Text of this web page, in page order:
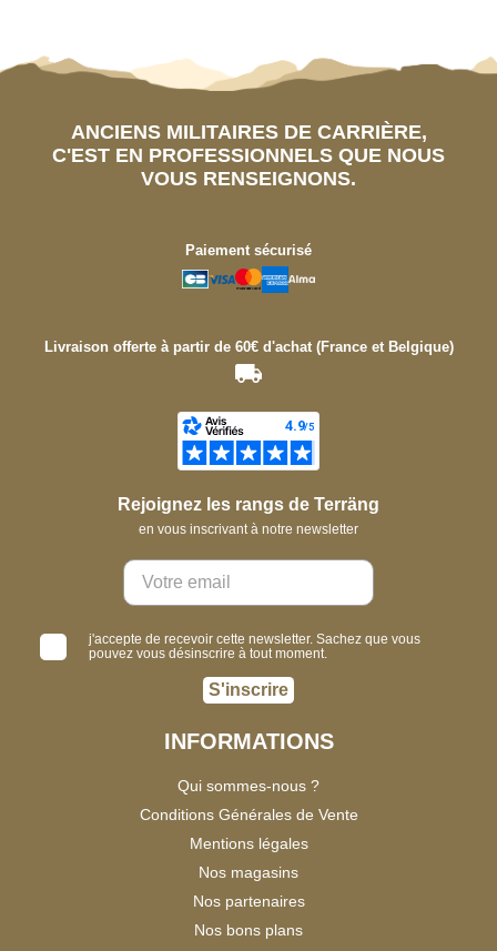
ANCIENS MILITAIRES DE CARRIÈRE,
C'EST EN PROFESSIONNELS QUE NOUS
VOUS RENSEIGNONS.
Paiement sécurisé
Livraison offerte à partir de 60€ d'achat (France et Belgique)
Rejoignez les rangs de Terräng
en vous inscrivant à notre newsletter
j'accepte de recevoir cette newsletter. Sachez que vous
pouvez vous désinscrire à tout moment.
S'inscrire
INFORMATIONS
Qui sommes-nous ?
Conditions Générales de Vente
Mentions légales
Nos magasins
Nos partenaires
Nos bons plans